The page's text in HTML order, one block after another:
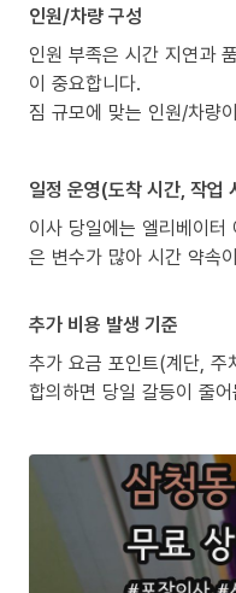
인원/차량 구성
인원 부족은 시간 지연과
이 중요합니다.
짐 규모에 맞는 인원/차량
일정 운영(도착 시간, 작업
이사 당일에는 엘리베이
은 변수가 많아 시간 약속
추가 비용 발생 기준
추가 요금 포인트(계단,
합의하면 당일 갈등이 줄